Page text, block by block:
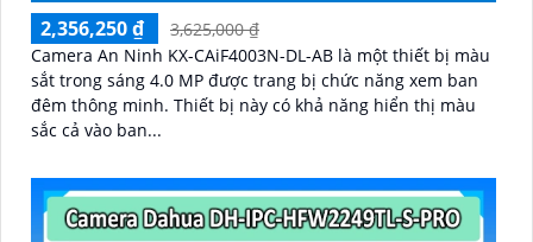
2,356,250 ₫
3,625,000 ₫
Camera An Ninh KX-CAiF4003N-DL-AB là một thiết bị màu
sắt trong sáng 4.0 MP được trang bị chức năng xem ban
đêm thông minh. Thiết bị này có khả năng hiển thị màu
sắc cả vào ban...